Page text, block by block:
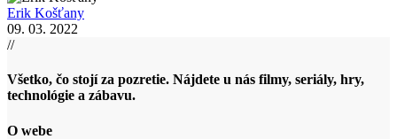
Erik Košťany
09. 03. 2022
//
Všetko, čo stojí za pozretie. Nájdete u nás filmy, seriály, hry,
technológie a zábavu.
O webe